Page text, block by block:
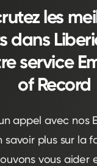
les
dans
service
of Record
appel avec nos
savoir plus sur la
vous aider